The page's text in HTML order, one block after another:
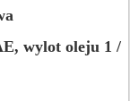
wylot oleju 1 /